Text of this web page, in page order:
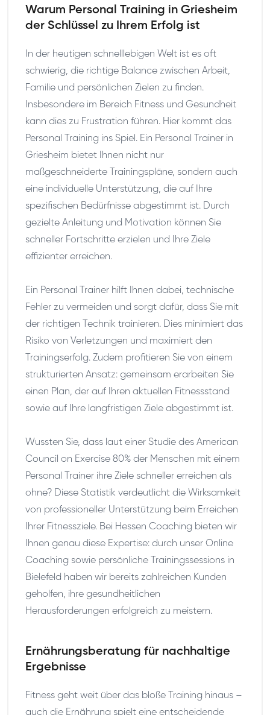
Warum Personal Training in Griesheim
der Schlüssel zu Ihrem Erfolg ist
In der heutigen schnelllebigen Welt ist es oft
schwierig, die richtige Balance zwischen Arbeit,
Familie und persönlichen Zielen zu finden.
Insbesondere im Bereich Fitness und Gesundheit
kann dies zu Frustration führen. Hier kommt das
Personal Training ins Spiel. Ein Personal Trainer in
Griesheim bietet Ihnen nicht nur
maßgeschneiderte Trainingspläne, sondern auch
eine individuelle Unterstützung, die auf Ihre
spezifischen Bedürfnisse abgestimmt ist. Durch
gezielte Anleitung und Motivation können Sie
schneller Fortschritte erzielen und Ihre Ziele
effizienter erreichen.
Ein Personal Trainer hilft Ihnen dabei, technische
Fehler zu vermeiden und sorgt dafür, dass Sie mit
der richtigen Technik trainieren. Dies minimiert das
Risiko von Verletzungen und maximiert den
Trainingserfolg. Zudem profitieren Sie von einem
strukturierten Ansatz: gemeinsam erarbeiten Sie
einen Plan, der auf Ihren aktuellen Fitnessstand
sowie auf Ihre langfristigen Ziele abgestimmt ist.
Wussten Sie, dass laut einer Studie des American
Council on Exercise 80% der Menschen mit einem
Personal Trainer ihre Ziele schneller erreichen als
ohne? Diese Statistik verdeutlicht die Wirksamkeit
von professioneller Unterstützung beim Erreichen
Ihrer Fitnessziele. Bei Hessen Coaching bieten wir
Ihnen genau diese Expertise: durch unser Online
Coaching sowie persönliche Trainingssessions in
Bielefeld haben wir bereits zahlreichen Kunden
geholfen, ihre gesundheitlichen
Herausforderungen erfolgreich zu meistern.
Ernährungsberatung für nachhaltige
Ergebnisse
Fitness geht weit über das bloße Training hinaus –
auch die Ernährung spielt eine entscheidende